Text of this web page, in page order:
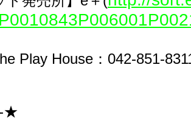
Play House：042-851-
★